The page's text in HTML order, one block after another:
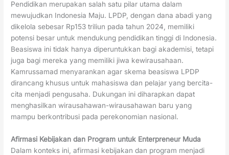
Pendidikan merupakan salah satu pilar utama dalam
mewujudkan Indonesia Maju. LPDP, dengan dana abadi yang
dikelola sebesar Rp153 triliun pada tahun 2024, memiliki
potensi besar untuk mendukung pendidikan tinggi di Indonesia.
Beasiswa ini tidak hanya diperuntukkan bagi akademisi, tetapi
juga bagi mereka yang memiliki jiwa kewirausahaan.
Kamrussamad menyarankan agar skema beasiswa LPDP
dirancang khusus untuk mahasiswa dan pelajar yang bercita-
cita menjadi pengusaha. Dukungan ini diharapkan dapat
menghasilkan wirausahawan-wirausahawan baru yang
mampu berkontribusi pada perekonomian nasional.
Afirmasi Kebijakan dan Program untuk Enterpreneur Muda
Dalam konteks ini, afirmasi kebijakan dan program menjadi